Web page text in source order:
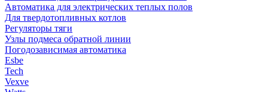
Автоматика для электрических теплых полов
Для твердотопливных котлов
Регуляторы тяги
Узлы подмеса обратной линии
Погодозависимая автоматика
Esbe
Tech
Vexve